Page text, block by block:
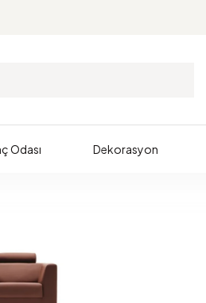
Odası Dekorasyon